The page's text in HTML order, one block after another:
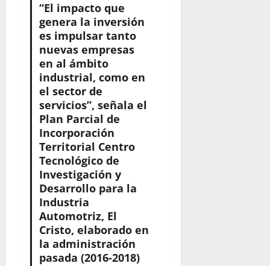
“El impacto que
genera la inversión
es impulsar tanto
nuevas empresas
en al ámbito
industrial, como en
el sector de
servicios”, señala el
Plan Parcial de
Incorporación
Territorial Centro
Tecnológico de
Investigación y
Desarrollo para la
Industria
Automotriz, El
Cristo, elaborado en
la administración
pasada (2016-2018)